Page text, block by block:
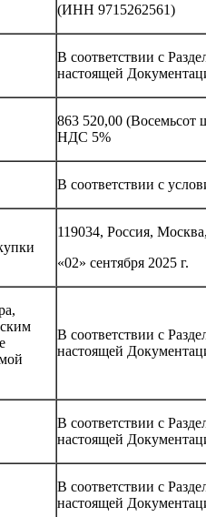
(ИНН 9715262561)
В соответствии с
настоящей
863 520,00 (Восемьсот
НДС 5%
В соответствии с
119034, Россия,
«02» сентября 2025 г.
В соответствии с
настоящей
В соответствии с
настоящей
В соответствии с
настоящей